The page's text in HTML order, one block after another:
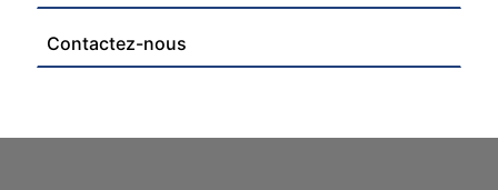
Contactez-nous